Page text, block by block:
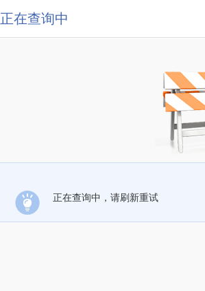
正在查询中
正在查询中，请刷新重试